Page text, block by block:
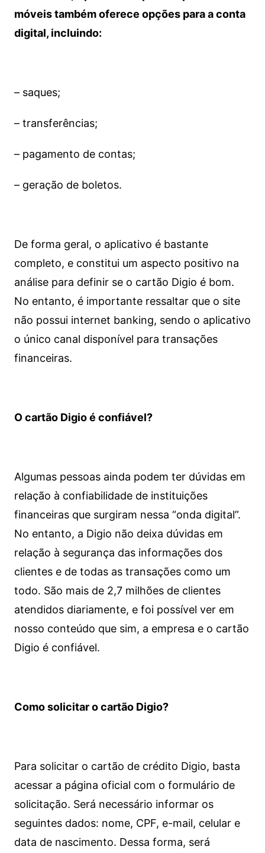
móveis também oferece opções para a conta
digital, incluindo:
– saques;
– transferências;
– pagamento de contas;
– geração de boletos.
De forma geral, o aplicativo é bastante
completo, e constitui um aspecto positivo na
análise para definir se o cartão Digio é bom.
No entanto, é importante ressaltar que o site
não possui internet banking, sendo o aplicativo
o único canal disponível para transações
financeiras.
O cartão Digio é confiável?
Algumas pessoas ainda podem ter dúvidas em
relação à confiabilidade de instituições
financeiras que surgiram nessa “onda digital”.
No entanto, a Digio não deixa dúvidas em
relação à segurança das informações dos
clientes e de todas as transações como um
todo. São mais de 2,7 milhões de clientes
atendidos diariamente, e foi possível ver em
nosso conteúdo que sim, a empresa e o cartão
Digio é confiável.
Como solicitar o cartão Digio?
Para solicitar o cartão de crédito Digio, basta
acessar a página oficial com o formulário de
solicitação. Será necessário informar os
seguintes dados: nome, CPF, e-mail, celular e
data de nascimento. Dessa forma, será